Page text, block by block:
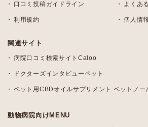
口コミ投稿ガイドライン よくあ
利用規約 個人情
関連サイト
病院口コミ検索サイトCaloo
ドクターズインタビューペット
ペット用CBDオイルサプリメント ペットノー
動物病院向けMENU